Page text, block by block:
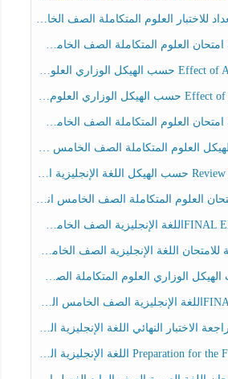
العلوم المتكاملة الصف الخامس عام الفصل الثالث
المتكاملة الصف الخامس انسبير الفصل الثالث
المتكاملة الصف الخامس عام الفصل الثالث
المتكاملة الصف الخامس انسبير الفصل الثالث
المتكاملة الصف الخامس انسبير الفصل الثالث
اللغة الإنجليزية الصف الخامس الفصل الثالث
العلوم المتكاملة الصف الخامس عام الفصل الثالث
النهائي اللغة الإنجليزية الصف الرابع الفصل الثالث